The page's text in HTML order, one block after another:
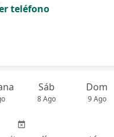
teléfono
Sáb
8 Ago
Dom
9 Ago